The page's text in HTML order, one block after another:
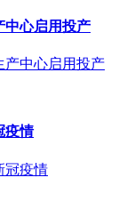
中心启用投产
疫情